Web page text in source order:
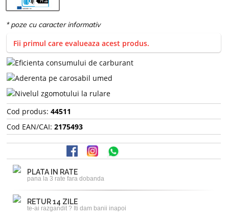
Fii primul care evalueaza acest produs.
Cod produs: 44511
Cod EAN/CAI: 2175493
PLATA IN RATE
pana la 3 rate fara dobanda
RETUR 14 ZILE
te-ai razgandit ? Iti dam banii inapoi